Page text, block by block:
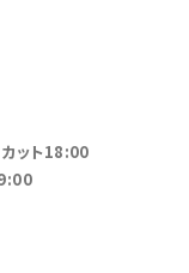
カット18:00